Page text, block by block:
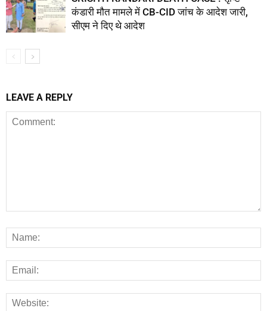
कंडारी मौत मामले में CB-CID जांच के आदेश जारी,
सीएम ने दिए थे आदेश
LEAVE A REPLY